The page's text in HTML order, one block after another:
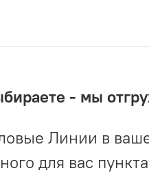
- мы
Линии в
для вас